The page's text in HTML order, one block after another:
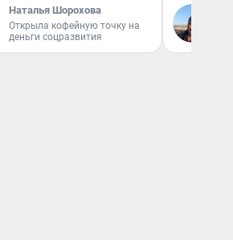
Наталья Шорохова
Открыла кофейную точку на
деньги соцразвития